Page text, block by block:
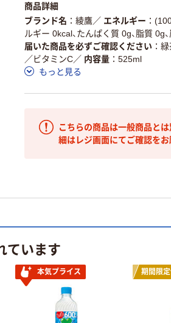
商品詳細
ブランド名 綾鷹／ エネルギー
ルギー 0kcal、たんぱく質 0g、脂質 0g
届いた商品を必ずご確認ください
緑
／ビタミンC／ 内容量
525ml
もっと見る
こちらの商品は一般商品と
細はレジ画面にてご確認をお
ています
本気プライス 期間限